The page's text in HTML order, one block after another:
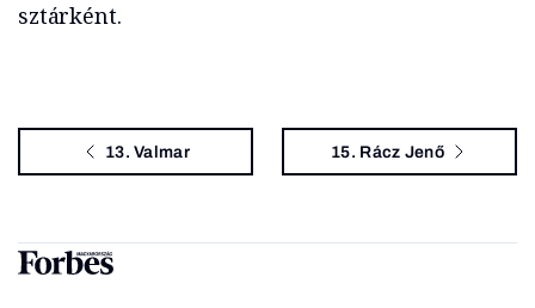
sztárként.
13. Valmar 15. Rácz Jenő